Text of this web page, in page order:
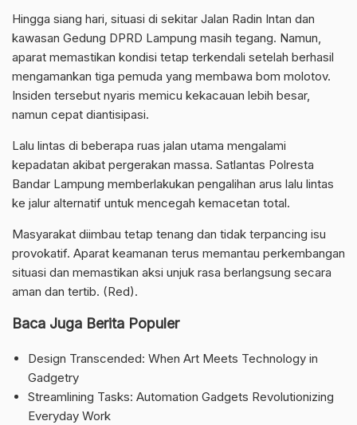
Hingga siang hari, situasi di sekitar Jalan Radin Intan dan
kawasan Gedung DPRD Lampung masih tegang. Namun,
aparat memastikan kondisi tetap terkendali setelah berhasil
mengamankan tiga pemuda yang membawa bom molotov.
Insiden tersebut nyaris memicu kekacauan lebih besar,
namun cepat diantisipasi.
Lalu lintas di beberapa ruas jalan utama mengalami
kepadatan akibat pergerakan massa. Satlantas Polresta
Bandar Lampung memberlakukan pengalihan arus lalu lintas
ke jalur alternatif untuk mencegah kemacetan total.
Masyarakat diimbau tetap tenang dan tidak terpancing isu
provokatif. Aparat keamanan terus memantau perkembangan
situasi dan memastikan aksi unjuk rasa berlangsung secara
aman dan tertib. (Red).
Baca Juga Berita Populer
Design Transcended: When Art Meets Technology in
Gadgetry
Streamlining Tasks: Automation Gadgets Revolutionizing
Everyday Work